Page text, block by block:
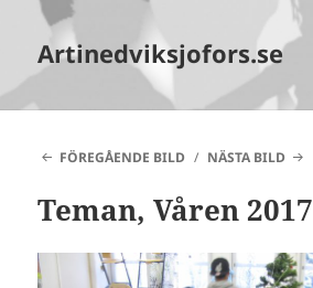
Artinedviksjofors.se
FÖREGÅENDE BILD
NÄSTA BILD
Teman, Våren 2017